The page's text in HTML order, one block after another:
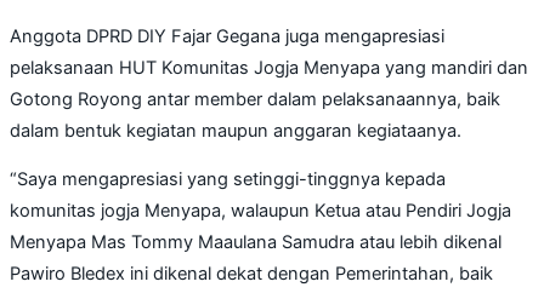
Anggota DPRD DIY Fajar Gegana juga mengapresiasi
pelaksanaan HUT Komunitas Jogja Menyapa yang mandiri dan
Gotong Royong antar member dalam pelaksanaannya, baik
dalam bentuk kegiatan maupun anggaran kegiataanya.
“Saya mengapresiasi yang setinggi-tinggnya kepada
komunitas jogja Menyapa, walaupun Ketua atau Pendiri Jogja
Menyapa Mas Tommy Maaulana Samudra atau lebih dikenal
Pawiro Bledex ini dikenal dekat dengan Pemerintahan, baik